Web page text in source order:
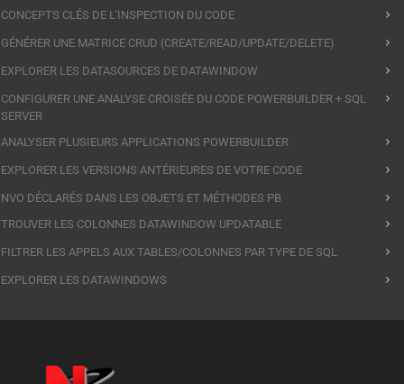
CONCEPTS CLÉS DE L'INSPECTION DU CODE
GÉNÉRER UNE MATRICE CRUD (CREATE/READ/UPDATE/DELETE)
EXPLORER LES DATASOURCES DE DATAWINDOW
CONFIGURER UNE ANALYSE CROISÉE DU CODE POWERBUILDER + SQL
SERVER
ANALYSER PLUSIEURS APPLICATIONS POWERBUILDER
EXPLORER LES VERSIONS ANTÉRIEURES DE VOTRE CODE
NVO DÉCLARÉS DANS LES OBJETS ET MÉTHODES PB
TROUVER LES COLONNES DATAWINDOW UPDATABLE
FILTRER LES APPELS AUX TABLES/COLONNES PAR TYPE DE SQL
EXPLORER LES DATAWINDOWS